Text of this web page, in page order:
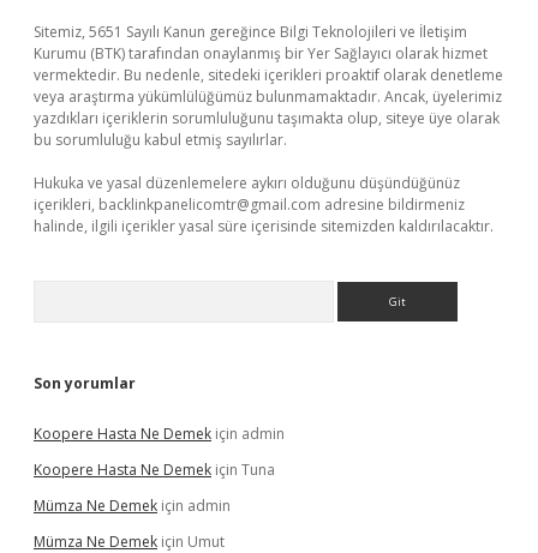
Sitemiz, 5651 Sayılı Kanun gereğince Bilgi Teknolojileri ve İletişim
Kurumu (BTK) tarafından onaylanmış bir Yer Sağlayıcı olarak hizmet
vermektedir. Bu nedenle, sitedeki içerikleri proaktif olarak denetleme
veya araştırma yükümlülüğümüz bulunmamaktadır. Ancak, üyelerimiz
yazdıkları içeriklerin sorumluluğunu taşımakta olup, siteye üye olarak
bu sorumluluğu kabul etmiş sayılırlar.
Hukuka ve yasal düzenlemelere aykırı olduğunu düşündüğünüz
içerikleri, backlinkpanelicomtr@gmail.com adresine bildirmeniz
halinde, ilgili içerikler yasal süre içerisinde sitemizden kaldırılacaktır.
Son yorumlar
Koopere Hasta Ne Demek için admin
Koopere Hasta Ne Demek için Tuna
Mümza Ne Demek için admin
Mümza Ne Demek için Umut